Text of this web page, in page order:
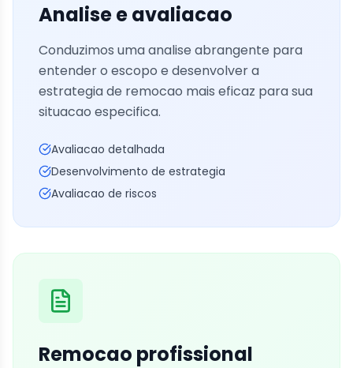
Analise e avaliacao
Conduzimos uma analise abrangente para
entender o escopo e desenvolver a
estrategia de remocao mais eficaz para sua
situacao especifica.
Avaliacao detalhada
Desenvolvimento de estrategia
Avaliacao de riscos
Remocao profissional